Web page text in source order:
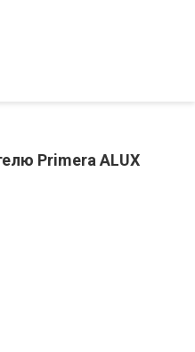
Primera ALUX